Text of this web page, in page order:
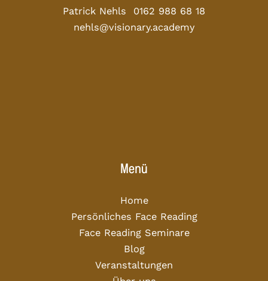
Patrick Nehls 0162 988 68 18
nehls@visionary.academy
Menü
Home
Persönliches Face Reading
Face Reading Seminare
Blog
Veranstaltungen